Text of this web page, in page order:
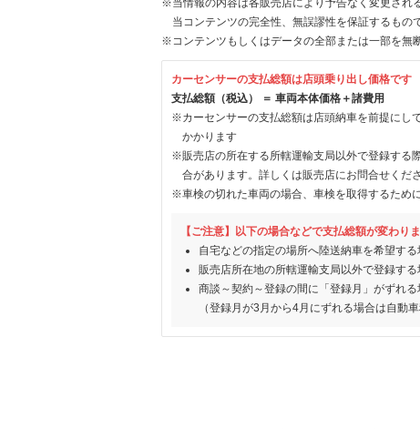
※当情報の内容は各販売店により予告なく変更され
当コンテンツの完全性、無誤謬性を保証するもの
※コンテンツもしくはデータの全部または一部を無
カーセンサーの支払総額は店頭乗り出し価格です
支払総額（税込） ＝ 車両本体価格＋諸費用
※カーセンサーの支払総額は店頭納車を前提にし
かかります
※販売店の所在する所轄運輸支局以外で登録する
合があります。詳しくは販売店にお問合せくだ
※車検の切れた車両の場合、車検を取得するため
【ご注意】以下の場合などで支払総額が変わり
自宅などの指定の場所へ陸送納車を希望する
販売店所在地の所轄運輸支局以外で登録する
商談～契約～登録の間に「登録月」がずれる
（登録月が3月から4月にずれる場合は自動